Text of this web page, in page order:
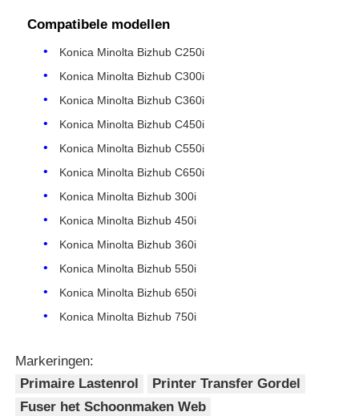
Compatibele modellen
Konica Minolta Bizhub C250i
Konica Minolta Bizhub C300i
Konica Minolta Bizhub C360i
Konica Minolta Bizhub C450i
Konica Minolta Bizhub C550i
Konica Minolta Bizhub C650i
Konica Minolta Bizhub 300i
Konica Minolta Bizhub 450i
Konica Minolta Bizhub 360i
Konica Minolta Bizhub 550i
Konica Minolta Bizhub 650i
Konica Minolta Bizhub 750i
Markeringen:
Primaire Lastenrol
Printer Transfer Gordel
Fuser het Schoonmaken Web